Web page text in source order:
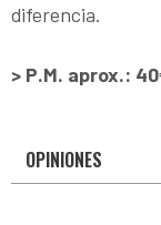
diferencia.
> P.M. aprox.:
OPINIONES